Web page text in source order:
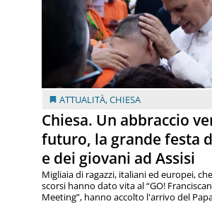
ATTUALITÀ,CHIESA
Chiesa. Un abbraccio
futuro, la grande festa
e dei giovani ad Assisi
Migliaia di ragazzi, italiani ed europei,
scorsi hanno dato vita al “GO!
Meeting”, hanno accolto l'arrivo del